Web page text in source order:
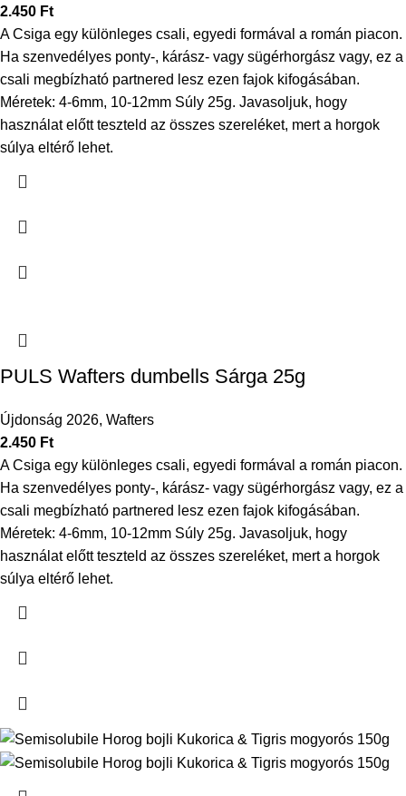
2.450 Ft
A Csiga egy különleges csali, egyedi formával a román piacon.
Ha szenvedélyes ponty-, kárász- vagy sügérhorgász vagy, ez a
csali megbízható partnered lesz ezen fajok kifogásában.
Méretek: 4-6mm, 10-12mm Súly 25g. Javasoljuk, hogy
használat előtt teszteld az összes szereléket, mert a horgok
súlya eltérő lehet.
PULS Wafters dumbells Sárga 25g
Újdonság 2026, Wafters
2.450 Ft
A Csiga egy különleges csali, egyedi formával a román piacon.
Ha szenvedélyes ponty-, kárász- vagy sügérhorgász vagy, ez a
csali megbízható partnered lesz ezen fajok kifogásában.
Méretek: 4-6mm, 10-12mm Súly 25g. Javasoljuk, hogy
használat előtt teszteld az összes szereléket, mert a horgok
súlya eltérő lehet.